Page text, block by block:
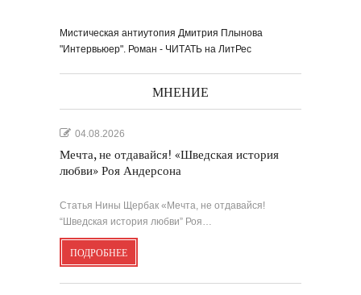
Международного дня детской...
Мистическая антиутопия Дмитрия Плынова
"Интервьюер". Роман - ЧИТАТЬ на ЛитРес
МНЕНИЕ
04.08.2026
Мечта, не отдавайся! «Шведская история
любви» Роя Андерсона
Статья Нины Щербак «Мечта, не отдавайся!
“Шведская история любви” Роя…
ПОДРОБНЕЕ